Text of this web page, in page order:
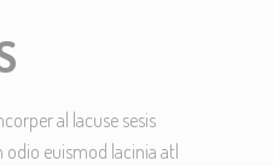
al lacuse sesis
odio euismod lacinia atl